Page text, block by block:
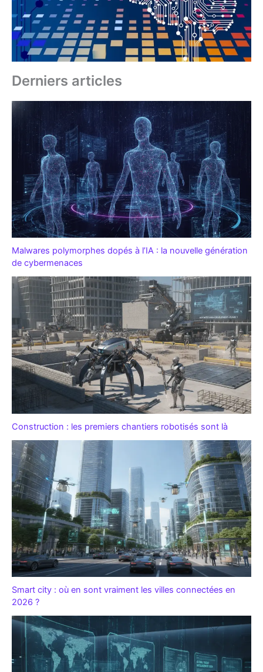
Derniers articles
Malwares polymorphes dopés à l’IA : la nouvelle génération
de cybermenaces
Construction : les premiers chantiers robotisés sont là
Smart city : où en sont vraiment les villes connectées en
2026 ?